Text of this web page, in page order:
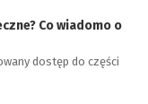
Co wiadomo o
dostęp do części